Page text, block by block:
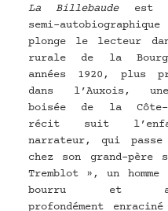
La Billebaude est
semi-
plonge le lecteur
rurale de la
années 1920, plus
dans l’Auxois,
boisée de la Côte-
récit suit
narrateur, qui
chez son grand-père
Tremblot », un
bourru et
profondément